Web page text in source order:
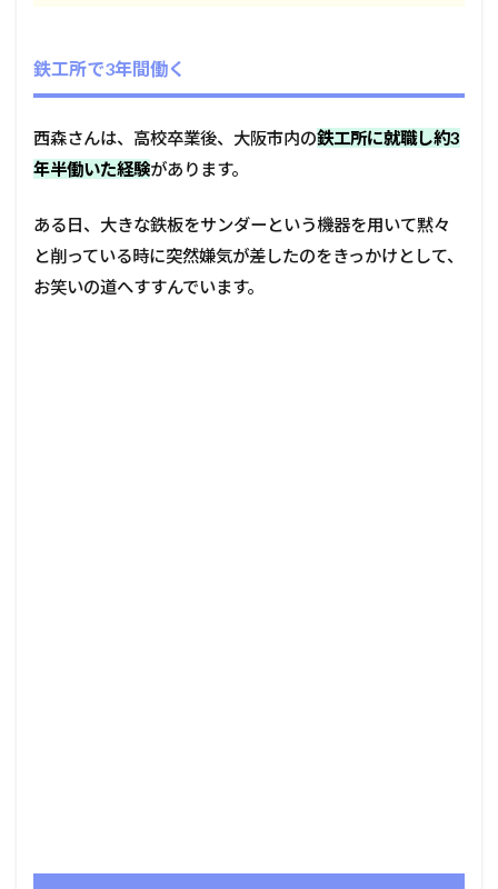
鉄工所で3年間働く
西森さんは、高校卒業後、大阪市内の鉄工所に就職し約3
年半働いた経験があります。
ある日、大きな鉄板をサンダーという機器を用いて黙々
と削っている時に突然嫌気が差したのをきっかけとして、
お笑いの道へすすんでいます。